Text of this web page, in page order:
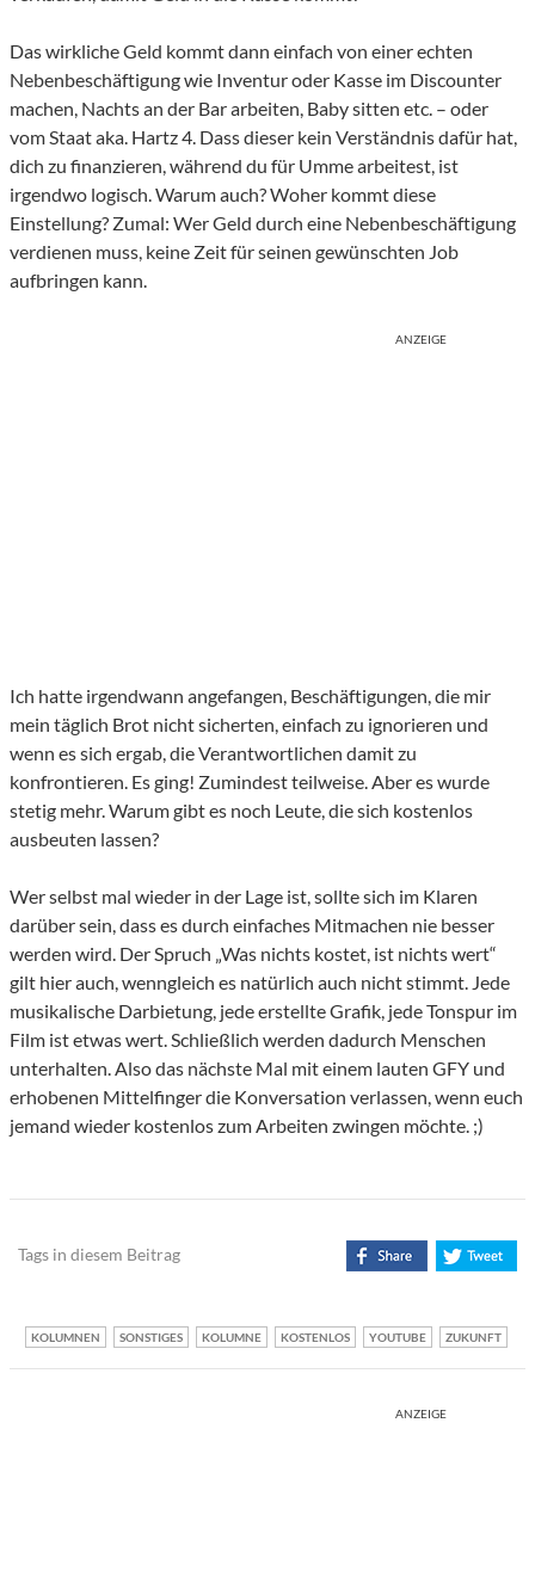
Das wirkliche Geld kommt dann einfach von einer echten
Nebenbeschäftigung wie Inventur oder Kasse im Discounter
machen, Nachts an der Bar arbeiten, Baby sitten etc. – oder
vom Staat aka. Hartz 4. Dass dieser kein Verständnis dafür hat,
dich zu finanzieren, während du für Umme arbeitest, ist
irgendwo logisch. Warum auch? Woher kommt diese
Einstellung? Zumal: Wer Geld durch eine Nebenbeschäftigung
verdienen muss, keine Zeit für seinen gewünschten Job
aufbringen kann.
ANZEIGE
Ich hatte irgendwann angefangen, Beschäftigungen, die mir
mein täglich Brot nicht sicherten, einfach zu ignorieren und
wenn es sich ergab, die Verantwortlichen damit zu
konfrontieren. Es ging! Zumindest teilweise. Aber es wurde
stetig mehr. Warum gibt es noch Leute, die sich kostenlos
ausbeuten lassen?
Wer selbst mal wieder in der Lage ist, sollte sich im Klaren
darüber sein, dass es durch einfaches Mitmachen nie besser
werden wird. Der Spruch „Was nichts kostet, ist nichts wert“
gilt hier auch, wenngleich es natürlich auch nicht stimmt. Jede
musikalische Darbietung, jede erstellte Grafik, jede Tonspur im
Film ist etwas wert. Schließlich werden dadurch Menschen
unterhalten. Also das nächste Mal mit einem lauten GFY und
erhobenen Mittelfinger die Konversation verlassen, wenn euch
jemand wieder kostenlos zum Arbeiten zwingen möchte. ;)
Tags in diesem Beitrag
KOLUMNEN SONSTIGES KOLUMNE KOSTENLOS YOUTUBE ZUKUNFT
ANZEIGE